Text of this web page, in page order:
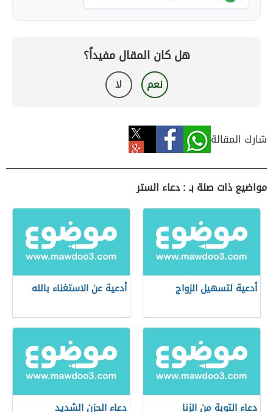
هل كان المقال مفيداً؟
نعم لا
شارك المقالة
مواضيع ذات صلة بـ : دعاء الستر
أدعية لتسهيل الزواج أدعية عن الاستغناء بالله
دعاء التوبة من الزنا دعاء الحزن الشديد